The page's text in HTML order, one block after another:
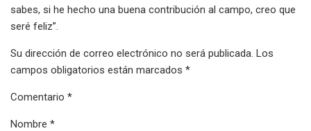
sabes, si he hecho una buena contribución al campo, creo que
seré feliz”.
Su dirección de correo electrónico no será publicada. Los
campos obligatorios están marcados *
Comentario *
Nombre *